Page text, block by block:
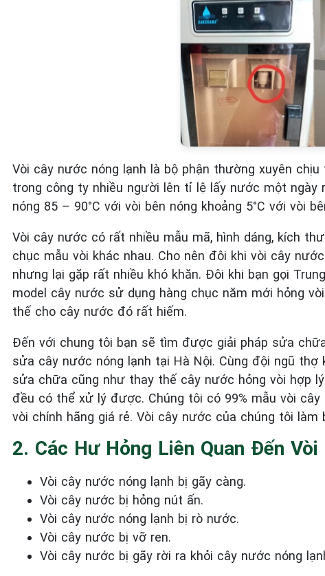
Vòi cây nước nóng lạnh là bộ phận thường xuyên
trong công ty nhiều người lên tỉ lệ lấy nước một
nóng 85 – 90°C với vòi bên nóng khoảng 5°C với vòi
Vòi cây nước có rất nhiều mẫu mã, hình dáng, kích
chục mẫu vòi khác nhau. Cho nên đôi khi vòi cây
nhưng lại gặp rất nhiều khó khăn. Đôi khi bạn gọi
model cây nước sử dụng hàng chục năm mới hỏng
thế cho cây nước đó rất hiếm.
Đến với chung tôi bạn sẽ tìm được giải pháp sửa
sửa cây nước nóng lạnh tại Hà Nội. Cùng đội ngũ
sửa chữa cũng như thay thế cây nước hỏng vòi hợp
đều có thể xử lý được. Chúng tôi có 99% mẫu vòi
vòi chính hãng giá rẻ. Vòi cây nước của chúng tôi
2. Các Hư Hỏng Liên Quan Đến
Vòi cây nước nóng lạnh bị gãy càng.
Vòi cây nước bị hỏng nút ấn.
Vòi cây nước nóng lạnh bị rò nước.
Vòi cây nước bị vỡ ren.
Vòi cây nước bị gãy rời ra khỏi cây nước nóng